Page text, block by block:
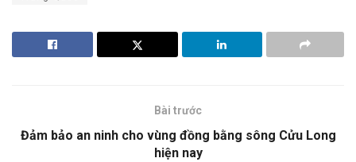
Bài trước
Đảm bảo an ninh cho vùng đồng bằng sông Cửu Long
hiện nay